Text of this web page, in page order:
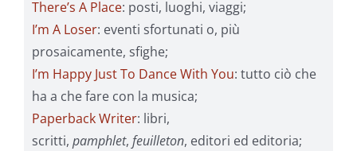
There’s A Place: posti, luoghi, viaggi;
I’m A Loser: eventi sfortunati o, più
prosaicamente, sfighe;
I’m Happy Just To Dance With You: tutto ciò che
ha a che fare con la musica;
Paperback Writer: libri,
scritti, pamphlet, feuilleton, editori ed editoria;